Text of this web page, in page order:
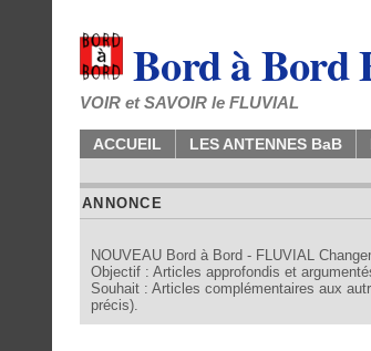
Bord à Bord
VOIR et SAVOIR le FLUVIAL
ACCUEIL LES ANTENNES BaB
ANNONCE
NOUVEAU Bord à Bord - FLUVIAL
Objectif : Articles approfondis et
Souhait : Articles complémentaires aux
précis).